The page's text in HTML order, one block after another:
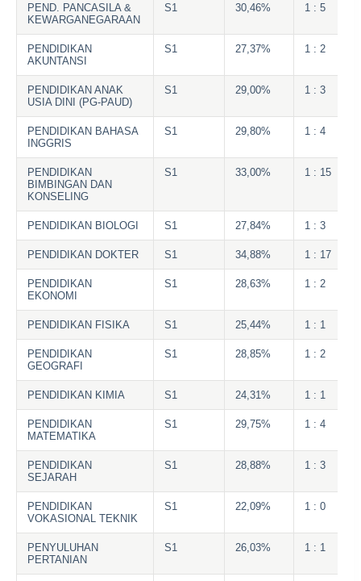
PEND. PANCASILA &
KEWARGANEGARAAN
S1 30,46% 1 : 5
PENDIDIKAN
AKUNTANSI
S1 27,37% 1 : 2
PENDIDIKAN ANAK
USIA DINI (PG-PAUD)
S1 29,00% 1 : 3
PENDIDIKAN BAHASA
INGGRIS
S1 29,80% 1 : 4
PENDIDIKAN
BIMBINGAN DAN
KONSELING
S1 33,00% 1 : 15
PENDIDIKAN BIOLOGI S1 27,84% 1 : 3
PENDIDIKAN DOKTER S1 34,88% 1 : 17
PENDIDIKAN
EKONOMI
S1 28,63% 1 : 2
PENDIDIKAN FISIKA S1 25,44% 1 : 1
PENDIDIKAN
GEOGRAFI
S1 28,85% 1 : 2
PENDIDIKAN KIMIA S1 24,31% 1 : 1
PENDIDIKAN
MATEMATIKA
S1 29,75% 1 : 4
PENDIDIKAN
SEJARAH
S1 28,88% 1 : 3
PENDIDIKAN
VOKASIONAL TEKNIK
S1 22,09% 1 : 0
PENYULUHAN
PERTANIAN
S1 26,03% 1 : 1